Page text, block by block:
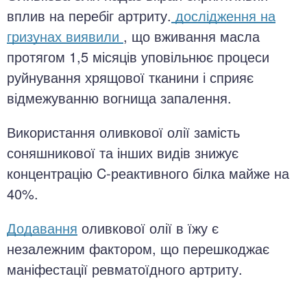
вплив на перебіг артриту. дослідження на
гризунах виявили , що вживання масла
протягом 1,5 місяців уповільнює процеси
руйнування хрящової тканини і сприяє
відмежуванню вогнища запалення.
Використання оливкової олії замість
соняшникової та інших видів знижує
концентрацію C-реактивного білка майже на
40%.
Додавання оливкової олії в їжу є
незалежним фактором, що перешкоджає
маніфестації ревматоїдного артриту.